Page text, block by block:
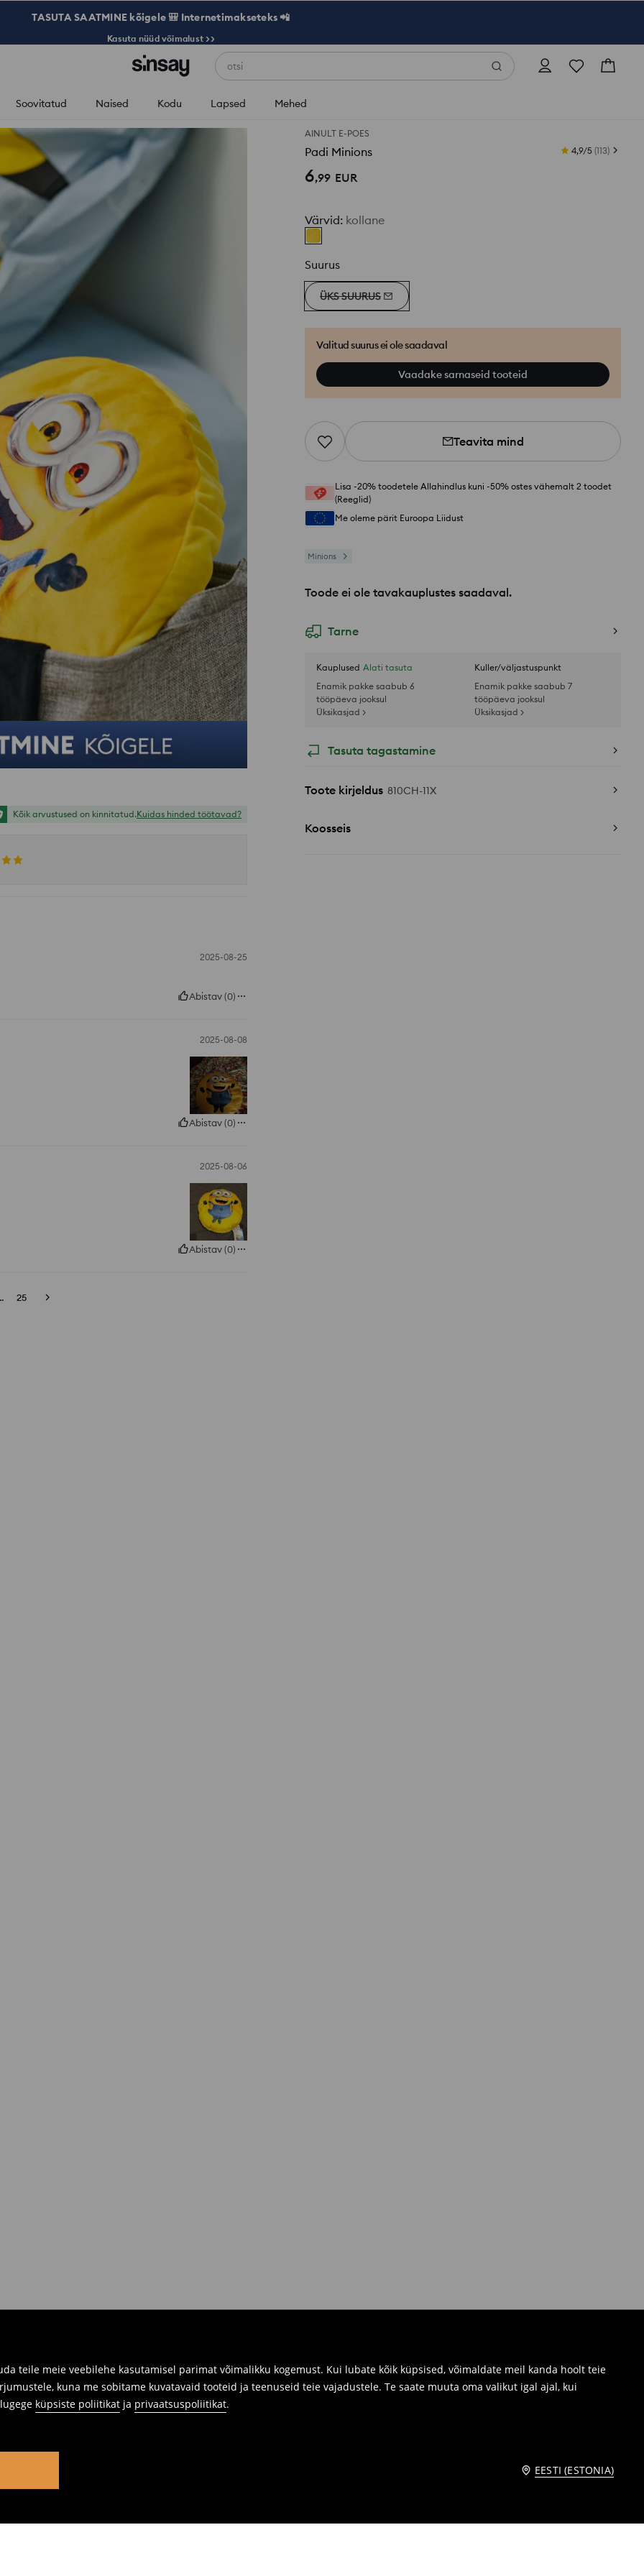
teile meie veebilehe kasutamisel parimat võimalikku kogemust. Kui lubate kõik küpsised, võimaldate meil kanda hoolt teie
kuna me sobitame kuvatavaid tooteid ja teenuseid teie vajadustele. Te saate muuta oma valikut igal ajal, kui
küpsiste poliitikat ja privaatsuspoliitikat.
EESTI (ESTONIA)
TASUTA SAATMINE kõigele 🎒 Internetimakseteks 📲
Kasuta nüüd võimalust >>
otsi
Soovitatud Naised Kodu Lapsed Mehed
AINULT E-POES
Padi Minions 4,9/5 (113)
6,99 EUR
Värvid: kollane
Suurus
ÜKS SUURUS
Valitud suurus ei ole saadaval
Vaadake sarnaseid tooteid
Teavita mind
Lisa -20% toodetele Allahindlus kuni -50% ostes vähemalt 2 toodet
(Reeglid)
Me oleme pärit Euroopa Liidust
Minions
Toode ei ole tavakauplustes saadaval.
Tarne
Kauplused Alati tasuta
Enamik pakke saabub 6
tööpäeva jooksul
Üksikasjad >
Kuller/väljastuspunkt
Enamik pakke saabub 7
tööpäeva jooksul
Üksikasjad >
Tasuta tagastamine
Toote kirjeldus 810CH-11X
Koosseis
Kõik arvustused on kinnitatud.Kuidas hinded töötavad?
2025-08-25
Abistav(0)
2025-08-08
Abistav(0)
2025-08-06
Abistav(0)
25